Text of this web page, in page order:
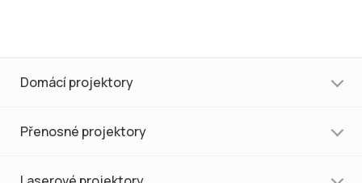
Domácí projektory
Přenosné projektory